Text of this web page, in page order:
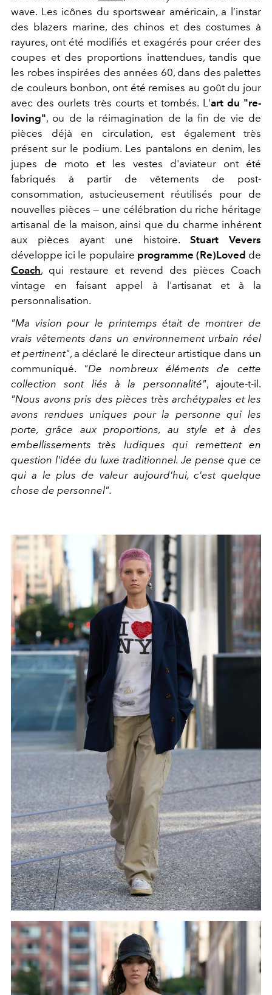
wave. Les icônes du sportswear américain, a l’instar
des blazers marine, des chinos et des costumes à
rayures, ont été modifiés et exagérés pour créer des
coupes et des proportions inattendues, tandis que
les robes inspirées des années 60, dans des palettes
de couleurs bonbon, ont été remises au goût du jour
avec des ourlets très courts et tombés. L'art du "re-
loving", ou de la réimagination de la fin de vie de
pièces déjà en circulation, est également très
présent sur le podium. Les pantalons en denim, les
jupes de moto et les vestes d'aviateur ont été
fabriqués à partir de vêtements de post-
consommation, astucieusement réutilisés pour de
nouvelles pièces — une célébration du riche héritage
artisanal de la maison, ainsi que du charme inhérent
aux pièces ayant une histoire. Stuart Vevers
développe ici le populaire programme (Re)Loved de
Coach, qui restaure et revend des pièces Coach
vintage en faisant appel à l'artisanat et à la
personnalisation.
"Ma vision pour le printemps était de montrer de
vrais vêtements dans un environnement urbain réel
et pertinent", a déclaré le directeur artistique dans un
communiqué.
"De nombreux éléments de cette
collection sont liés à la personnalité", ajoute-t-il.
"Nous avons pris des pièces très archétypales et les
avons rendues uniques pour la personne qui les
porte, grâce aux proportions, au style et à des
embellissements très ludiques qui remettent en
question l'idée du luxe traditionnel. Je pense que ce
qui a le plus de valeur aujourd'hui, c'est quelque
chose de personnel".